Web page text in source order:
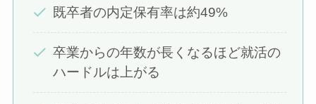
既卒者の内定保有率は約49%
卒業からの年数が長くなるほど就活の
ハードルは上がる